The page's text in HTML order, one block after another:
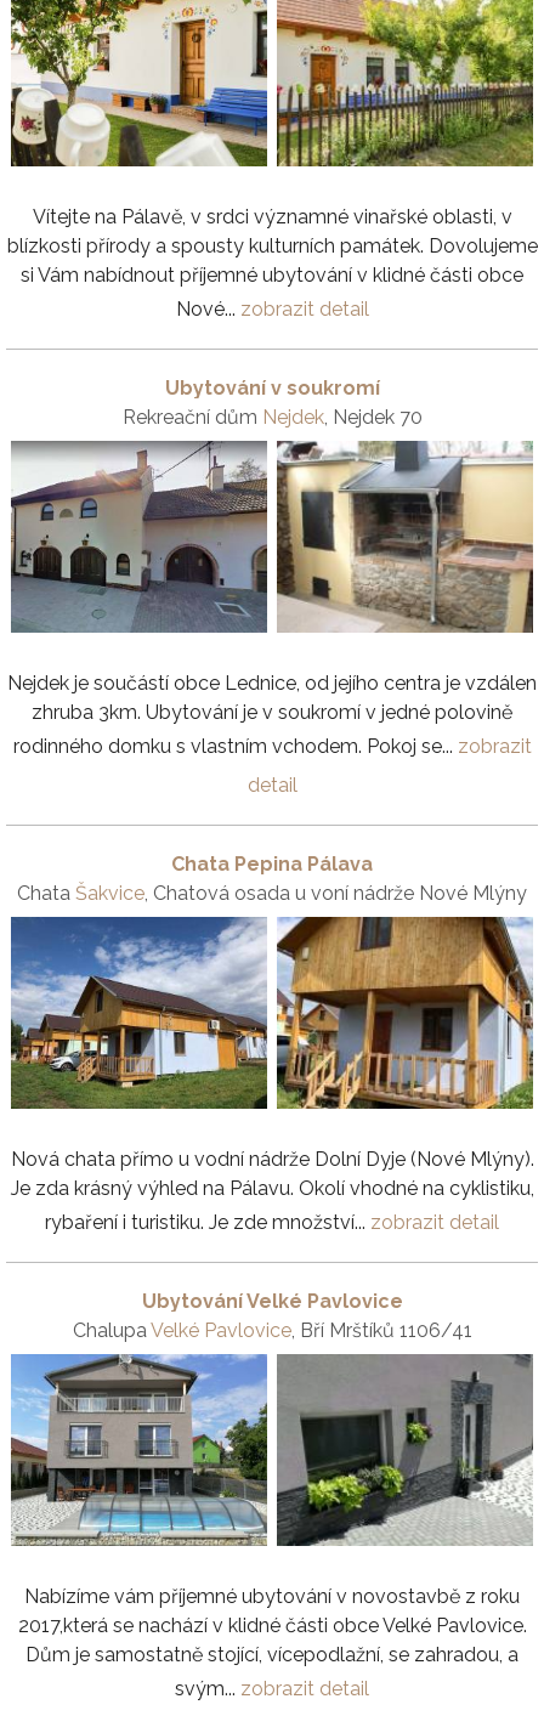
Vítejte na Pálavě, v srdci významné vinařské oblasti, v
blízkosti přírody a spousty kulturních památek. Dovolujeme
si Vám nabídnout příjemné ubytování v klidné části obce
Nové... zobrazit detail
Ubytování v soukromí
Rekreační dům Nejdek, Nejdek 70
Nejdek je součástí obce Lednice, od jejího centra je vzdálen
zhruba 3km. Ubytování je v soukromí v jedné polovině
rodinného domku s vlastním vchodem. Pokoj se... zobrazit
detail
Chata Pepina Pálava
Chata Šakvice, Chatová osada u voní nádrže Nové Mlýny
Nová chata přímo u vodní nádrže Dolní Dyje (Nové Mlýny).
Je zda krásný výhled na Pálavu. Okolí vhodné na cyklistiku,
rybaření i turistiku. Je zde množství... zobrazit detail
Ubytování Velké Pavlovice
ChalupaVelké Pavlovice, Bří Mrštíků 1106/41
Nabízíme vám příjemné ubytování v novostavbě z roku
2017,která se nachází v klidné části obce Velké Pavlovice.
Dům je samostatně stojící, vícepodlažní, se zahradou, a
svým... zobrazit detail